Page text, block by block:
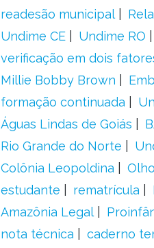
readesão municipal
Undime CE
Undime RO
verificação em dois
Millie Bobby Brown
formação continuada
Águas Lindas de Goiás
Rio Grande do Norte
Colônia Leopoldina
estudante
rematrícula
Amazônia Legal
nota técnica
caderno